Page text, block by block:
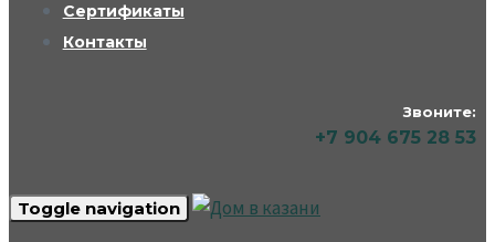
Сертификаты
Контакты
Звоните:
+7 904 675 28 53
Toggle navigation